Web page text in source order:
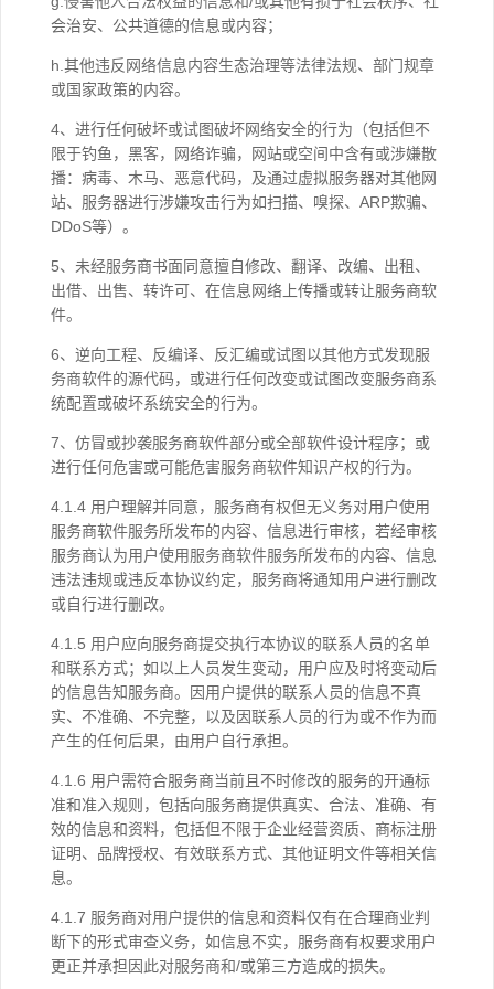
会治安、公共道德的信息或内容；
h.其他违反网络信息内容生态治理等法律法规、部门规章
或国家政策的内容。
4、进行任何破坏或试图破坏网络安全的行为（包括但不
限于钓鱼，黑客，网络诈骗，网站或空间中含有或涉嫌散
播：病毒、木马、恶意代码，及通过虚拟服务器对其他网
站、服务器进行涉嫌攻击行为如扫描、嗅探、ARP欺骗、
DDoS等）。
5、未经服务商书面同意擅自修改、翻译、改编、出租、
出借、出售、转许可、在信息网络上传播或转让服务商软
件。
6、逆向工程、反编译、反汇编或试图以其他方式发现服
务商软件的源代码，或进行任何改变或试图改变服务商系
统配置或破坏系统安全的行为。
7、仿冒或抄袭服务商软件部分或全部软件设计程序；或
进行任何危害或可能危害服务商软件知识产权的行为。
4.1.4 用户理解并同意，服务商有权但无义务对用户使用
服务商软件服务所发布的内容、信息进行审核，若经审核
服务商认为用户使用服务商软件服务所发布的内容、信息
违法违规或违反本协议约定，服务商将通知用户进行删改
或自行进行删改。
4.1.5 用户应向服务商提交执行本协议的联系人员的名单
和联系方式；如以上人员发生变动，用户应及时将变动后
的信息告知服务商。因用户提供的联系人员的信息不真
实、不准确、不完整，以及因联系人员的行为或不作为而
产生的任何后果，由用户自行承担。
4.1.6 用户需符合服务商当前且不时修改的服务的开通标
准和准入规则，包括向服务商提供真实、合法、准确、有
效的信息和资料，包括但不限于企业经营资质、商标注册
证明、品牌授权、有效联系方式、其他证明文件等相关信
息。
4.1.7 服务商对用户提供的信息和资料仅有在合理商业判
断下的形式审查义务，如信息不实，服务商有权要求用户
更正并承担因此对服务商和/或第三方造成的损失。